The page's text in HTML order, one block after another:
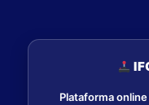
Plataforma